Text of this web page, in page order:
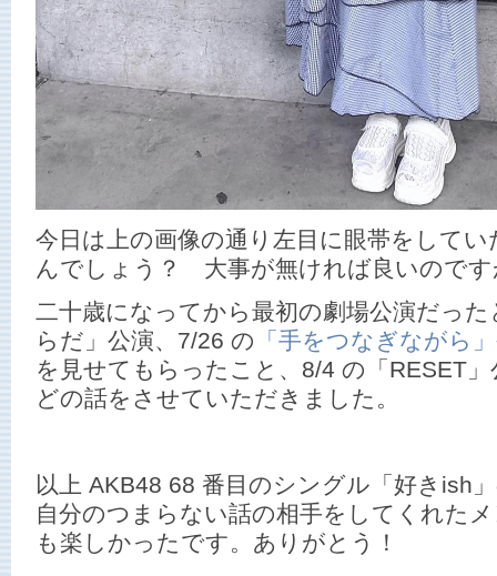
今日は上の画像の通り左目に眼帯をして
んでしょう？ 大事が無ければ良いのです
二十歳になってから最初の劇場公演だっ
らだ」公演、7/26 の 「手をつなぎながら
を見せてもらったこと、8/4 の「RESET
どの話をさせていただきました。
以上 AKB48 68 番目のシングル「好きish
自分のつまらない話の相手をしてくれた
も楽しかったです。ありがとう！